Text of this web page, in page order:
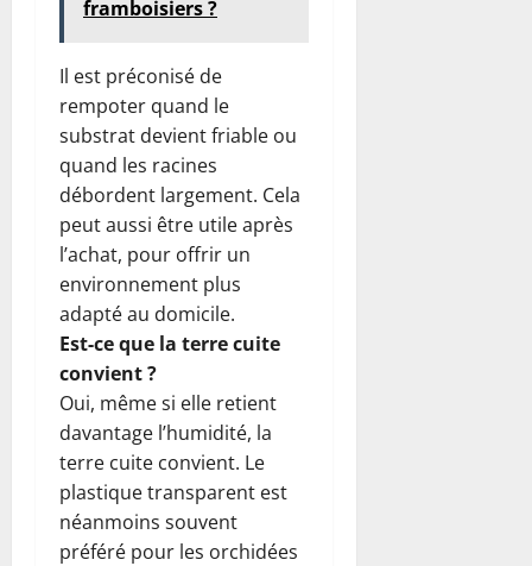
framboisiers ?
Il est préconisé de
rempoter quand le
substrat devient friable ou
quand les racines
débordent largement. Cela
peut aussi être utile après
l’achat, pour offrir un
environnement plus
adapté au domicile.
Est-ce que la terre cuite
convient ?
Oui, même si elle retient
davantage l’humidité, la
terre cuite convient. Le
plastique transparent est
néanmoins souvent
préféré pour les orchidées